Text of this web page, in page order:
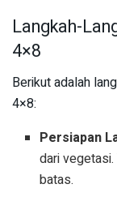
Langkah-
4×8
Berikut adalah
4×8:
Persiapan
dari
batas.